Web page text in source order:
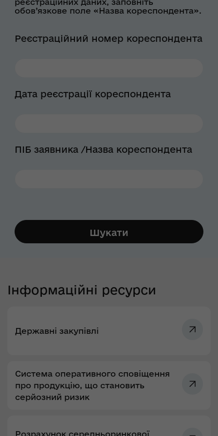
обов’язкове поле «Назва кореспондента».
Реєстраційний номер кореспондента
Дата реєстрації кореспондента
ПІБ заявника /Назва кореспондента
Інформаційні ресурси
Державні закупівлі
Система оперативного сповіщення
про продукцію, що становить
серйозний ризик
Розрахунок середньоринкової